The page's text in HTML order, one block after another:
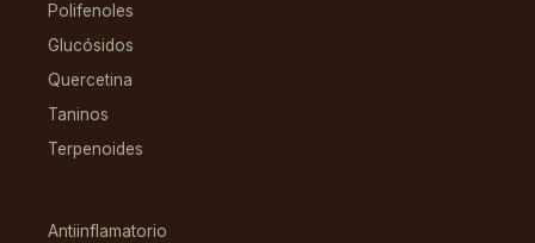
Polifenoles
Glucósidos
Quercetina
Taninos
Terpenoides
Antiinflamatorio